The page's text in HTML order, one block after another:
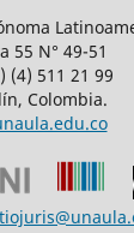
55 N° 49-51
(4) 511 21 99
Colombia.